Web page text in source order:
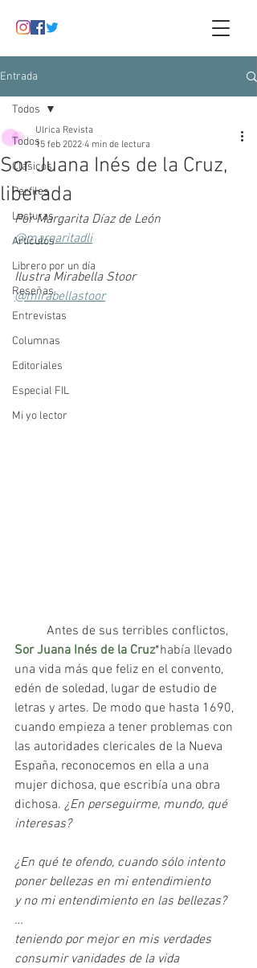
Entrada
Todos
Clásicos
Perfiles
Lecturas
Artículos
Librero por un día
Reseñas
Entrevistas
Columnas
Editoriales
Especial FIL
Mi yo lector
Todos
Sor Juana Inés de la Cruz,
liberada
Ulrica Revista
15 feb 2022 4 min de lectura
Por Margarita Díaz de León
@margaritadli
Ilustra Mirabella Stoor
@mirabellastoor
	Antes de sus terribles conflictos,
Sor Juana Inés de la Cruz*había llevado
una vida más que feliz en el convento,
edén de soledad, lugar de estudio de
letras y artes. De modo que hasta 1690,
cuando empieza a tener problemas con
las autoridades clericales de la Nueva
España, reconocemos en ella a una
mujer dichosa, que escribía una obra
dichosa. ¿En perseguirme, mundo, qué
interesas?
¿En qué te ofendo, cuando sólo intento
poner bellezas en mi entendimiento
y no mi entendimiento en las bellezas?
…
teniendo por mejor en mis verdades
consumir vanidades de la vida